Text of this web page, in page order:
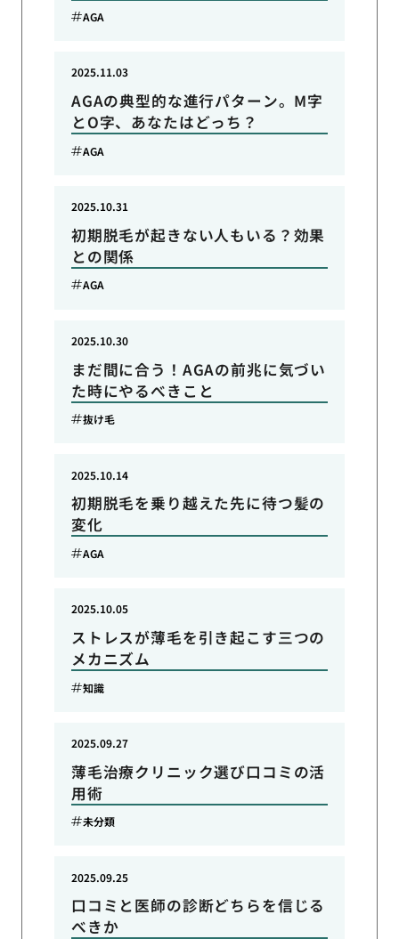
AGA
AGAの典型的な進行パターン。M字
とO字、あなたはどっち？
2025.11.03
AGA
初期脱毛が起きない人もいる？効果
との関係
2025.10.31
AGA
まだ間に合う！AGAの前兆に気づい
た時にやるべきこと
2025.10.30
抜け毛
初期脱毛を乗り越えた先に待つ髪の
変化
2025.10.14
AGA
ストレスが薄毛を引き起こす三つの
メカニズム
2025.10.05
知識
薄毛治療クリニック選び口コミの活
用術
2025.09.27
未分類
口コミと医師の診断どちらを信じる
べきか
2025.09.25